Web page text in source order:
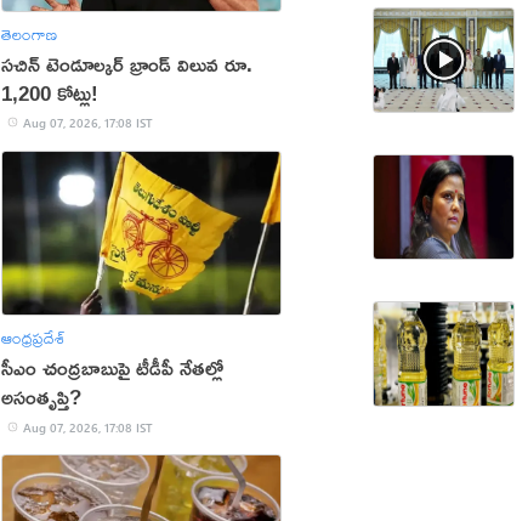
తెలంగాణ
సచిన్ టెండూల్కర్ బ్రాండ్ విలువ రూ.
1,200 కోట్లు!
Aug 07, 2026, 17:08 IST
ఆంధ్రప్రదేశ్
సీఎం చంద్రబాబుపై టీడీపీ నేతల్లో
అసంతృప్తి?
Aug 07, 2026, 17:08 IST